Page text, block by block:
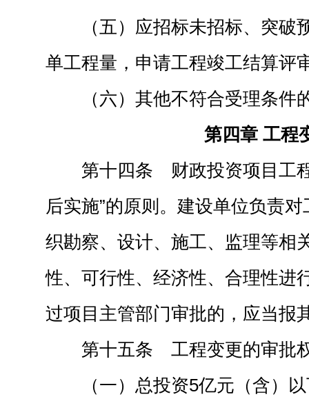
（五）应招标未招标、突
单工程量，申请工程竣工结算评
（六）其他不符合受理条件
第四章 工程
第十四条 财政投资项目工
后实施”的原则。建设单位负责
织勘察、设计、施工、监理等相
性、可行性、经济性、合理性进
过项目主管部门审批的，应当报
第十五条 工程变更的审批
（一）总投资5亿元（含）